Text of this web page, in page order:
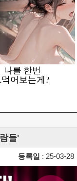
들'
등록일 : 25-03-28